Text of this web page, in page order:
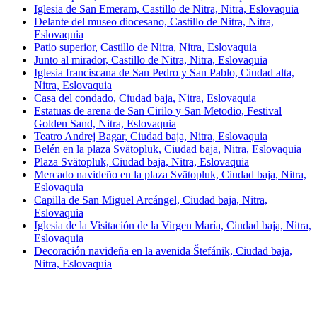
Iglesia de San Emeram, Castillo de Nitra, Nitra, Eslovaquia
Delante del museo diocesano, Castillo de Nitra, Nitra,
Eslovaquia
Patio superior, Castillo de Nitra, Nitra, Eslovaquia
Junto al mirador, Castillo de Nitra, Nitra, Eslovaquia
Iglesia franciscana de San Pedro y San Pablo, Ciudad alta,
Nitra, Eslovaquia
Casa del condado, Ciudad baja, Nitra, Eslovaquia
Estatuas de arena de San Cirilo y San Metodio, Festival
Golden Sand, Nitra, Eslovaquia
Teatro Andrej Bagar, Ciudad baja, Nitra, Eslovaquia
Belén en la plaza Svätopluk, Ciudad baja, Nitra, Eslovaquia
Plaza Svätopluk, Ciudad baja, Nitra, Eslovaquia
Mercado navideño en la plaza Svätopluk, Ciudad baja, Nitra,
Eslovaquia
Capilla de San Miguel Arcángel, Ciudad baja, Nitra,
Eslovaquia
Iglesia de la Visitación de la Virgen María, Ciudad baja, Nitra,
Eslovaquia
Decoración navideña en la avenida Štefánik, Ciudad baja,
Nitra, Eslovaquia